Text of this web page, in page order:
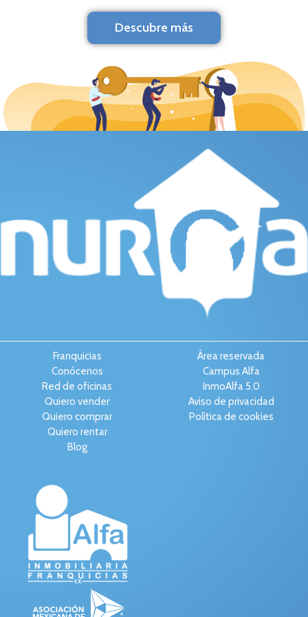
Descubre más
Franquicias
Conócenos
Red de oficinas
Quiero vender
Quiero comprar
Quiero rentar
Blog
Área reservada
Campus Alfa
InmoAlfa 5.0
Aviso de privacidad
Política de cookies